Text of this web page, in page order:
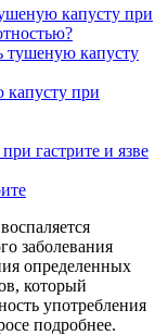
капусту при
тушеную капусту
при
гастрите и язве
заболевания
определенных
который
употребления
подробнее.